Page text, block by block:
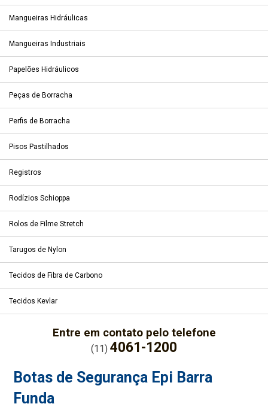
Mangueiras Hidráulicas
Mangueiras Industriais
Papelões Hidráulicos
Peças de Borracha
Perfis de Borracha
Pisos Pastilhados
Registros
Rodízios Schioppa
Rolos de Filme Stretch
Tarugos de Nylon
Tecidos de Fibra de Carbono
Tecidos Kevlar
Entre em contato pelo telefone
(11) 4061-1200
Botas de Segurança Epi Barra
Funda